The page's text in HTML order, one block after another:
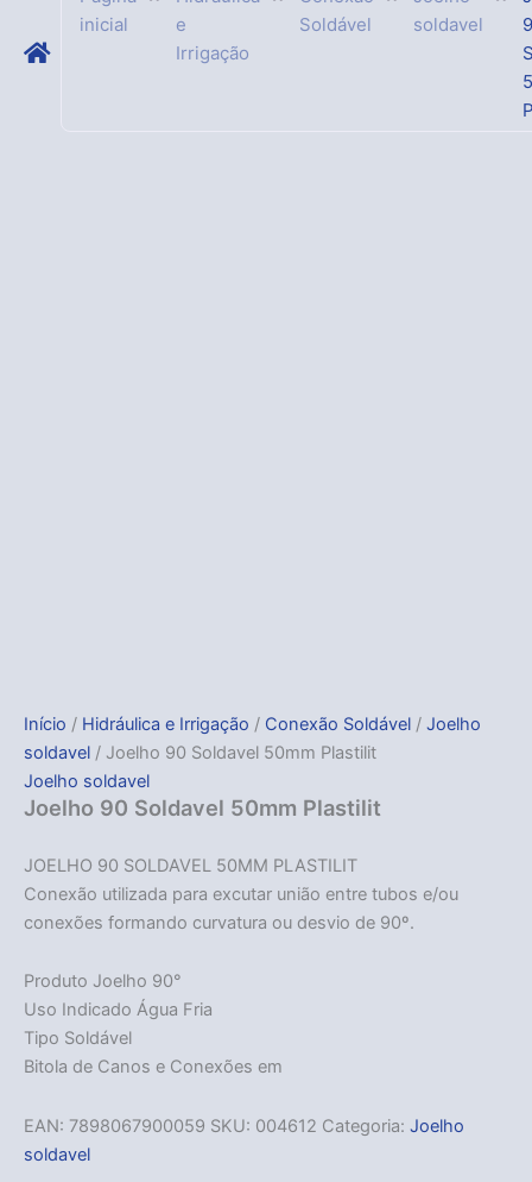
inicial
e
Irrigação
Soldável
soldavel
Início / Hidráulica e Irrigação / Conexão Soldável / Joelho
soldavel / Joelho 90 Soldavel 50mm Plastilit
Joelho soldavel
Joelho 90 Soldavel 50mm Plastilit
JOELHO 90 SOLDAVEL 50MM PLASTILIT
Conexão utilizada para excutar união entre tubos e/ou
conexões formando curvatura ou desvio de 90º.
Produto Joelho 90°
Uso Indicado Água Fria
Tipo Soldável
Bitola de Canos e Conexões em
EAN: 7898067900059 SKU: 004612 Categoria: Joelho
soldavel